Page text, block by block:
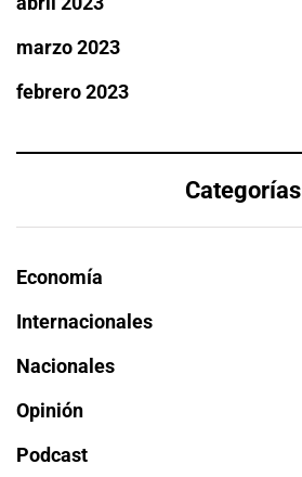
marzo 2023
febrero 2023
Categorías
Economía
Internacionales
Nacionales
Opinión
Podcast